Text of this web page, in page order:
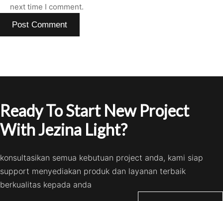
next time I comment.
Ready To Start New Project
With Jezina Light?
konsultasikan semua kebutuan project anda, kami siap
support menyediakan produk dan layanan terbaik
berkualitas kepada anda